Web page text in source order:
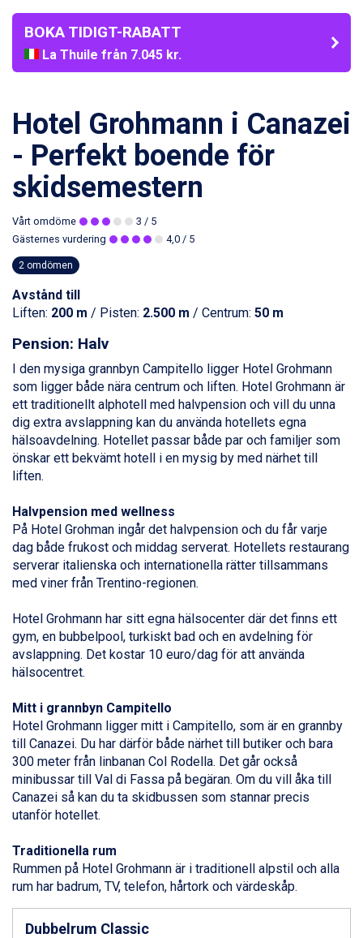
BOKA TIDIGT-RABATT
La Thuile från 7.045 kr.
Cervinia från 8.245 kr.
Passo Tonale från 5.895 kr.
Sölden från 12.995 kr.
Saalbach från 9.445 kr.
Champoluc från 5.945 kr.
Sestriere från 6.945 kr.
Ischgl från 11.295 kr.
Wagrain från 7.095 kr.
Fieberbrunn från 9.645 kr.
St. Anton från 11.245 kr.
Zell am See från 6.295 kr.
Canazei från 7.195 kr.
Livigno från 5.595 kr.
Ponte di Legno från 7.395 kr.
Sauze dOulx från 6.145 kr.
Alleghe från 8.545 kr.
Arabba från 11.045 kr.
La Thuile från 7.045 kr.
Cervinia från 8.245 kr.
Bad Hofgastein från 8.595 kr.
Passo Tonale från 5.895 kr.
Saalbach från 9.445 kr.
Champoluc från 5.945 kr.
Sestriere från 6.945 kr.
Ischgl från 11.295 kr.
Wagrain från 7.095 kr.
Val Thorens från 8.395 kr.
St. Anton från 11.245 kr.
Zell am See från 6.295 kr.
Canazei från 7.195 kr.
Ponte di Legno från 7.395 kr.
Bad Gastein från 6.295 kr.
Sauze dOulx från 6.145 kr.
Alleghe från 8.545 kr.
Arabba från 11.045 kr.
La Thuile från 7.045 kr.
Cervinia från 8.245 kr.
Passo Tonale från 5.895 kr.
Sölden från 12.995 kr.
Saalbach från 9.445 kr.
Champoluc från 5.945 kr.
Sestriere från 6.945 kr.
Hotel Grohmann i Canazei
- Perfekt boende för
skidsemestern
Vårt omdöme 3 / 5
Gästernes vurdering
4,0 / 5
2 omdömen
Avstånd till
Liften: 200 m / Pisten: 2.500 m / Centrum: 50 m
Pension: Halv
I den mysiga grannbyn Campitello ligger Hotel Grohmann
som ligger både nära centrum och liften. Hotel Grohmann är
ett traditionellt alphotell med halvpension och vill du unna
dig extra avslappning kan du använda hotellets egna
hälsoavdelning. Hotellet passar både par och familjer som
önskar ett bekvämt hotell i en mysig by med närhet till
liften.
Halvpension med wellness
På Hotel Grohman ingår det halvpension och du får varje
dag både frukost och middag serverat. Hotellets restaurang
serverar italienska och internationella rätter tillsammans
med viner från Trentino-regionen.
Hotel Grohmann har sitt egna hälsocenter där det finns ett
gym, en bubbelpool, turkiskt bad och en avdelning för
avslappning. Det kostar 10 euro/dag för att använda
hälsocentret.
Mitt i grannbyn Campitello
Hotel Grohmann ligger mitt i Campitello, som är en grannby
till Canazei. Du har därför både närhet till butiker och bara
300 meter från linbanan Col Rodella. Det går också
minibussar till Val di Fassa på begäran. Om du vill åka till
Canazei så kan du ta skidbussen som stannar precis
utanför hotellet.
Traditionella rum
Rummen på Hotel Grohmann är i traditionell alpstil och alla
rum har badrum, TV, telefon, hårtork och värdeskåp.
Dubbelrum Classic